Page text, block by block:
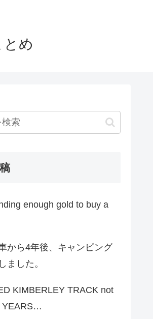
め
enough gold to buy a
から4年後、キャンピング
ました。
KIMBERLEY TRACK not
YEARS…